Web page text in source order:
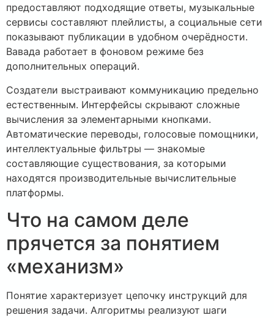
предоставляют подходящие ответы, музыкальные
сервисы составляют плейлисты, а социальные сети
показывают публикации в удобном очерёдности.
Вавада работает в фоновом режиме без
дополнительных операций.
Создатели выстраивают коммуникацию предельно
естественным. Интерфейсы скрывают сложные
вычисления за элементарными кнопками.
Автоматические переводы, голосовые помощники,
интеллектуальные фильтры — знакомые
составляющие существования, за которыми
находятся производительные вычислительные
платформы.
Что на самом деле
прячется за понятием
«механизм»
Понятие характеризует цепочку инструкций для
решения задачи. Алгоритмы реализуют шаги